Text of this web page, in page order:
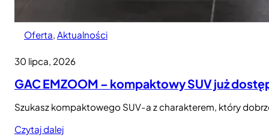
Oferta, Aktualności
30 lipca, 2026
GAC EMZOOM – kompaktowy SUV już
Szukasz kompaktowego SUV-a z charakterem, który
Czytaj dalej